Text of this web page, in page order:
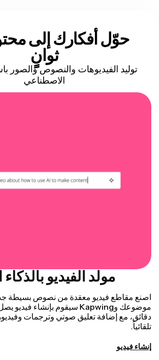
حوّل أفكارك إلى
ثوانٍ
توليد الفيديوهات والنصوص والصور
الاصطناعي
مولد الفيديو
اصنع مقاطع فيديو معقدة من نصوص بسيطة
دقائق، مع إضافة تعليق صوتي وترجمات
تلقائياً.
إنشاء فيديو